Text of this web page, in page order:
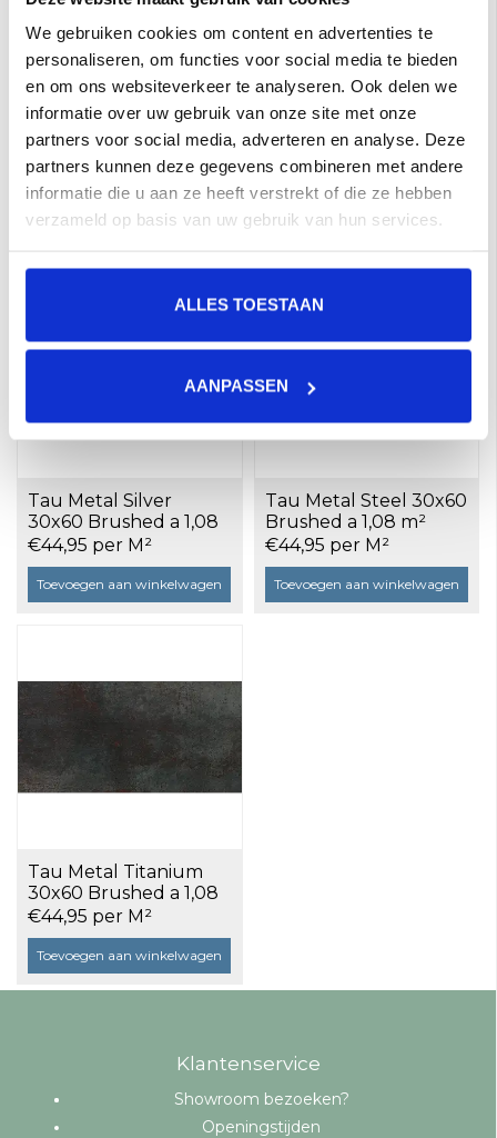
We gebruiken cookies om content en advertenties te
personaliseren, om functies voor social media te bieden
en om ons websiteverkeer te analyseren. Ook delen we
informatie over uw gebruik van onze site met onze
partners voor social media, adverteren en analyse. Deze
partners kunnen deze gegevens combineren met andere
informatie die u aan ze heeft verstrekt of die ze hebben
verzameld op basis van uw gebruik van hun services.
ALLES TOESTAAN
AANPASSEN
Tau Metal Royalblue
30x60 Brushed a 1,08
m²
€44,95 per M²
Toevoegen aan winkelwagen
Tau Metal Seagreen
30x60 Brushed a 1,08
m²
€44,95 per M²
Toevoegen aan winkelwagen
Tau Metal Silver
30x60 Brushed a 1,08
m²
€44,95 per M²
Toevoegen aan winkelwagen
Tau Metal Steel 30x60
Brushed a 1,08 m²
€44,95 per M²
Toevoegen aan winkelwagen
Tau Metal Titanium
30x60 Brushed a 1,08
m²
€44,95 per M²
Toevoegen aan winkelwagen
Klantenservice
Showroom bezoeken?
Openingstijden